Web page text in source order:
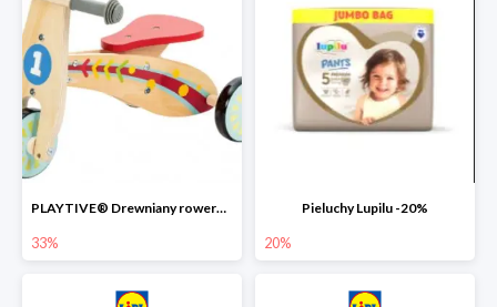
PLAYTIVE® Drewniany rowerek biegowy -33%
33%
Pieluchy Lupilu -20%
20%